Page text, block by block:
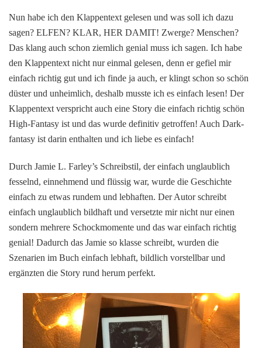
Nun habe ich den Klappentext gelesen und was soll ich dazu
sagen? ELFEN? KLAR, HER DAMIT! Zwerge? Menschen?
Das klang auch schon ziemlich genial muss ich sagen. Ich habe
den Klappentext nicht nur einmal gelesen, denn er gefiel mir
einfach richtig gut und ich finde ja auch, er klingt schon so schön
düster und unheimlich, deshalb musste ich es einfach lesen! Der
Klappentext verspricht auch eine Story die einfach richtig schön
High-Fantasy ist und das wurde definitiv getroffen! Auch Dark-
fantasy ist darin enthalten und ich liebe es einfach!
Durch Jamie L. Farley’s Schreibstil, der einfach unglaublich
fesselnd, einnehmend und flüssig war, wurde die Geschichte
einfach zu etwas rundem und lebhaften. Der Autor schreibt
einfach unglaublich bildhaft und versetzte mir nicht nur einen
sondern mehrere Schockmomente und das war einfach richtig
genial! Dadurch das Jamie so klasse schreibt, wurden die
Szenarien im Buch einfach lebhaft, bildlich vorstellbar und
ergänzten die Story rund herum perfekt.